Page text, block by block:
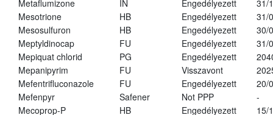
Metaflumizone
IN Engedélyezett
31/
Mesotrione
HB Engedélyezett
31/
Mesosulfuron
HB Engedélyezett
30/
Meptyldinocap
FU Engedélyezett
31/
Mepiquat chlorid
PG Engedélyezett
Mepanipyrim
FU Visszavont
Mefentrifluconazole
FU Engedélyezett
20/
Mefenpyr
Safener Not PPP
-
Mecoprop-P
HB Engedélyezett
15/